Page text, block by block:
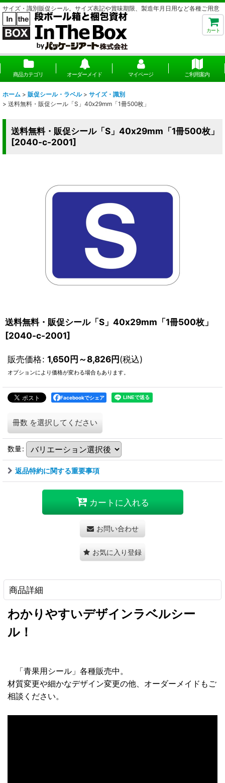
サイズ・識別販促シール。サイズ表記や賞味期限、製造年月日用など各種ご用意
カート
商品カテゴリ オーダーメイド マイページ ご利用案内
ホーム > 販促シール・ラベル > サイズ・識別
> 送料無料・販促シール「S」40x29mm「1冊500枚」
送料無料・販促シール「S」40x29mm「1冊500枚」
[2040-c-2001]
送料無料・販促シール「S」40x29mm「1冊500枚」
[2040-c-2001]
販売価格: 1,650円～8,826円(税込)
オプションにより価格が変わる場合もあります。
Facebookでシェア
冊数 を選択してください
数量:
返品特約に関する重要事項
カートに入れる
お問い合わせ
お気に入り登録
商品詳細
わかりやすいデザインラベルシー
ル！
「青果用シール」各種販売中。
材質変更や細かなデザイン変更の他、オーダーメイドもご
相談ください。